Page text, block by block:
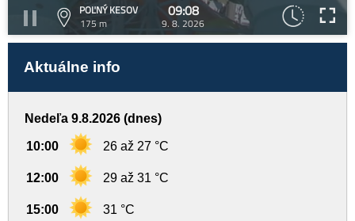
POĽNÝ KESOV
175 m
09:08
9. 8. 2026
Aktuálne info
Nedeľa 9.8.2026 (dnes)
10:00 26 až 27 °C
12:00 29 až 31 °C
15:00 31 °C